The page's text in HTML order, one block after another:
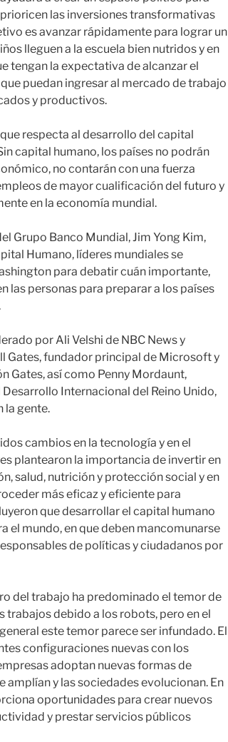
las inversiones transformativas
es avanzar rápidamente para lograr un
lleguen a la escuela bien nutridos y en
tengan la expectativa de alcanzar el
puedan ingresar al mercado de trabajo
y productivos.
respecta al desarrollo del capital
capital humano, los países no podrán
no contarán con una fuerza
de mayor cualificación del futuro y
en la economía mundial.
Grupo Banco Mundial, Jim Yong Kim,
Humano, líderes mundiales se
para debatir cuán importante,
las personas para preparar a los países
por Ali Velshi de NBC News y
Gates, fundador principal de Microsoft y
Gates, así como Penny Mordaunt,
Internacional del Reino Unido,
la gente.
cambios en la tecnología y en el
plantearon la importancia de invertir en
salud, nutrición y protección social y en
más eficaz y eficiente para
que desarrollar el capital humano
el mundo, en que deben mancomunarse
de políticas y ciudadanos por
del trabajo ha predominado el temor de
trabajos debido a los robots, pero en el
este temor parece ser infundado. El
configuraciones nuevas con los
adoptan nuevas formas de
amplían y las sociedades evolucionan. En
oportunidades para crear nuevos
y prestar servicios públicos